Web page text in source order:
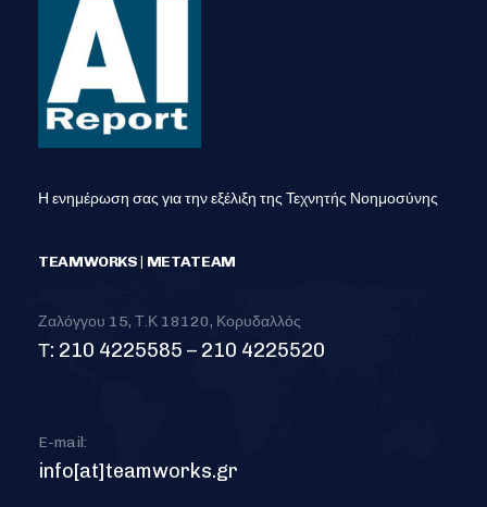
Η ενημέρωση σας για την εξέλιξη της Τεχνητής Νοημοσύνης
TEAMWORKS | METATEAM
Ζαλόγγου 15, Τ.Κ 18120, Κορυδαλλός
Τ: 210 4225585 – 210 4225520
E-mail:
info[at]teamworks.gr